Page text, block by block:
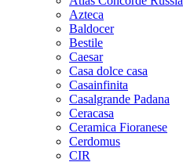
Azteca
Baldocer
Bestile
Caesar
Casa dolce casa
Casainfinita
Casalgrande Padana
Ceracasa
Ceramica Fioranese
Cerdomus
CIR